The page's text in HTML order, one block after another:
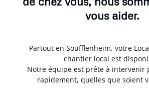
vous aider.
Partout en Soufflenheim, votre
chantier local est
Notre équipe est prête à intervenir
rapidement, quelles que soient